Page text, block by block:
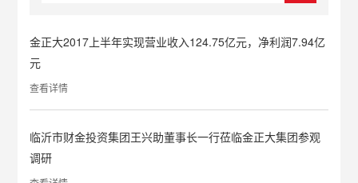
金正大2017上半年实现营业收入124.75亿元，净利润7.94亿
元
查看详情
临沂市财金投资集团王兴助董事长一行莅临金正大集团参观
调研